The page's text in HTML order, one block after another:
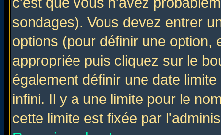
sondages). Vous devez entrer
options (pour définir une option,
appropriée puis cliquez sur le
également définir une date
infini. Il y a une limite pour le
cette limite est fixée par